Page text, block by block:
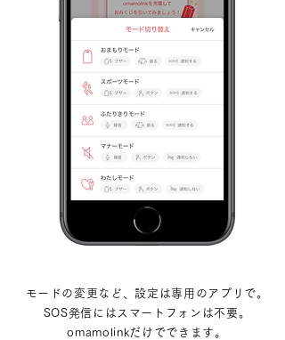
モードの変更など、設定は専用のアプリで。
SOS発信にはスマートフォンは不要。
omamolinkだけでできます。